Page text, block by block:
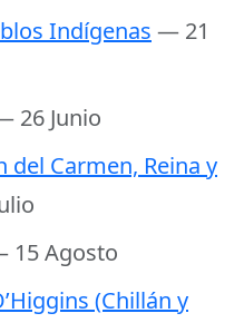
Indígenas — 21
26 Junio
del Carmen, Reina y
15 Agosto
(Chillán y